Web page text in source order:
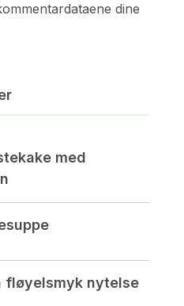
dine
med
fløyelsmyk nytelse